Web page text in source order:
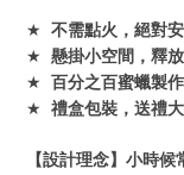
★ 不需點火 ， 絕對
★ 懸掛小空間 ， 釋
★ 百分之百蜜蠟製作
★ 禮盒包裝 ，送禮
【設計理念】小時候